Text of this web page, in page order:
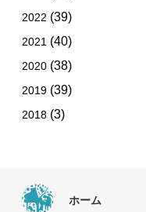
2022 (39)
2021 (40)
2020 (38)
2019 (39)
2018 (3)
ホーム